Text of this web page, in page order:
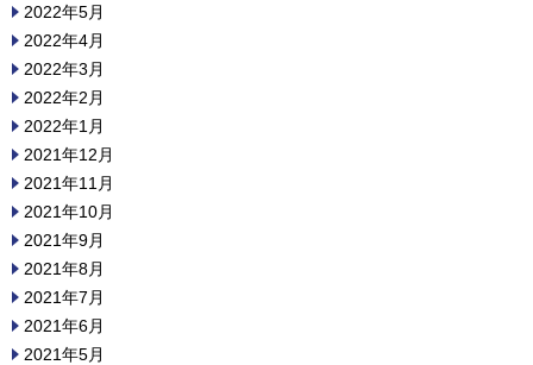
2022年5月
2022年4月
2022年3月
2022年2月
2022年1月
2021年12月
2021年11月
2021年10月
2021年9月
2021年8月
2021年7月
2021年6月
2021年5月